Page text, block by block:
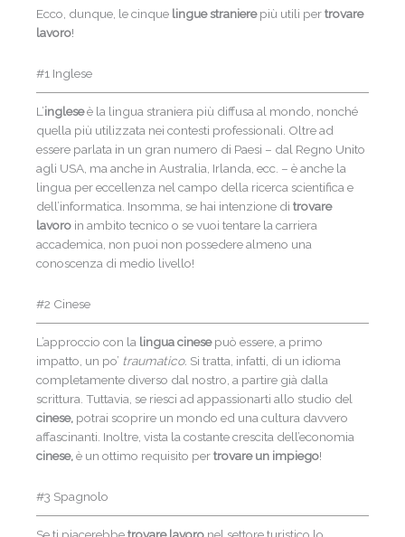
Ecco, dunque, le cinque lingue stranierepiù utili pertrovare
lavoro!
#1 Inglese
L’ingleseè la lingua straniera più diffusa al mondo, nonché
quella più utilizzata nei contesti professionali. Oltre ad
essere parlata in un gran numero di Paesi – dal Regno Unito
agli USA, ma anche in Australia, Irlanda, ecc. – è anche la
lingua per eccellenza nel campo della ricerca scientifica e
dell’informatica. Insomma, se hai intenzione di trovare
lavoro in ambito tecnico o se vuoi tentare la carriera
accademica, non puoi non possedere almeno una
conoscenza di medio livello!
#2 Cinese
L’approccio con la lingua cinesepuò essere, a primo
impatto, un po’ traumatico. Si tratta, infatti, di un idioma
completamente diverso dal nostro, a partire già dalla
scrittura. Tuttavia, se riesci ad appassionarti allo studio del
cinese, potrai scoprire un mondo ed una cultura davvero
affascinanti. Inoltre, vista la costante crescita dell’economia
cinese,è un ottimo requisito pertrovare un impiego!
#3 Spagnolo